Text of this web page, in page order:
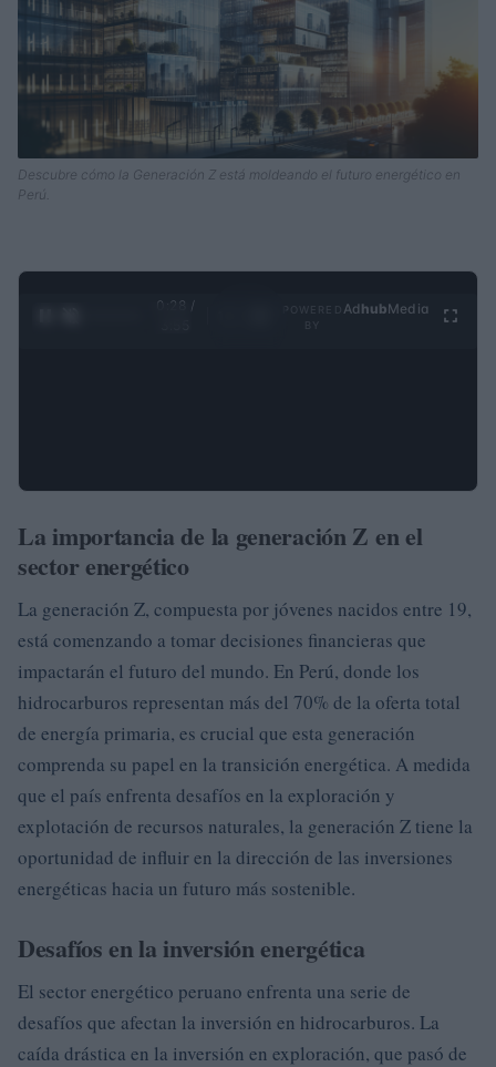
Descubre cómo la Generación Z está moldeando el futuro energético en
Perú.
0:29 /
Ad hubMedia
La importancia de la generación Z en el
sector energético
La generación Z, compuesta por jóvenes nacidos entre 19,
está comenzando a tomar decisiones financieras que
impactarán el futuro del mundo. En Perú, donde los
hidrocarburos representan más del 70% de la oferta total
de energía primaria, es crucial que esta generación
comprenda su papel en la transición energética. A medida
que el país enfrenta desafíos en la exploración y
explotación de recursos naturales, la generación Z tiene la
oportunidad de influir en la dirección de las inversiones
energéticas hacia un futuro más sostenible.
Desafíos en la inversión energética
El sector energético peruano enfrenta una serie de
desafíos que afectan la inversión en hidrocarburos. La
caída drástica en la inversión en exploración, que pasó de